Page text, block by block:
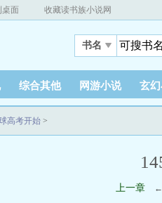
面 收藏读书族小说网
书名
综合其他 网游小说 玄
高考开始 >
上一章 ←